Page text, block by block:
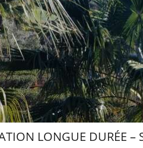
LONGUE DURÉE –